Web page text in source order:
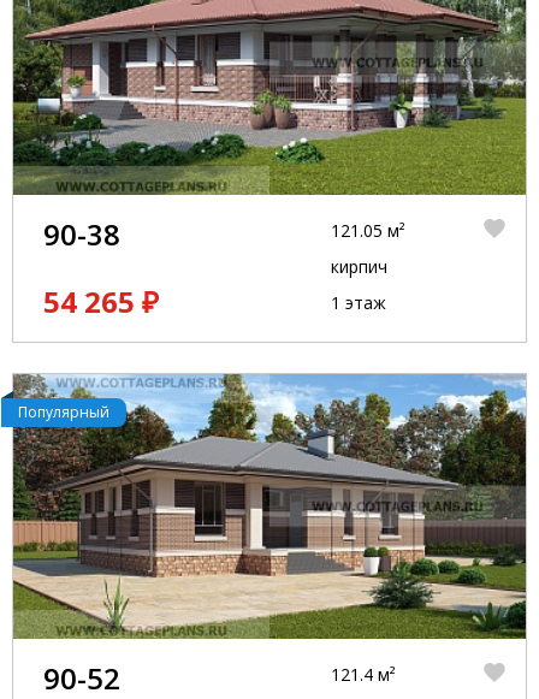
90-38
54 265 ₽
121.05 м²
кирпич
1 этаж
Популярный
90-52
121.4 м²